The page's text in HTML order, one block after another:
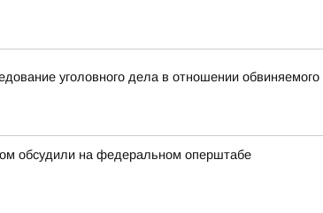
уголовного дела в отношении
обсудили на федеральном оперштабе